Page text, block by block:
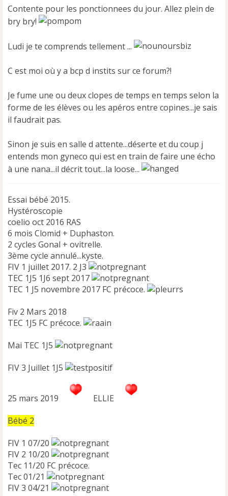
s
a
g
n
n
Contente pour les ponctionnees du jour. Allez plein de
bry bry!
Ludi je te comprends tellement ...
C est moi où y a bcp d instits sur ce forum?!
Je fume une ou deux clopes de temps en temps selon la
forme de les élèves ou les apéros entre copines...je sais
il faudrait pas.
Sinon je suis en salle d attente...déserte et du coup j
entends mon gyneco qui est en train de faire une écho
à une nana...il décrit tout...la loose...
Essai bébé 2015.
Hystéroscopie
coelio oct 2016 RAS
6 mois Clomid + Duphaston.
2 cycles Gonal + ovitrelle.
3ème cycle annulé...kyste.
FIV 1 juillet 2017. 2 J3
TEC 1J5 1J6 sept 2017
TEC 1 J5 novembre 2017 FC précoce.
Fiv 2 Mars 2018
TEC 1J5 FC précoce.
Mai TEC 1J5
FIV 3 Juillet 1J5
25 mars 2019
ELLIE
Bébé 2
FIV 1 07/20
FIV 2 10/20
Tec 11/20 FC précoce.
Tec 01/21
FIV 3 04/21